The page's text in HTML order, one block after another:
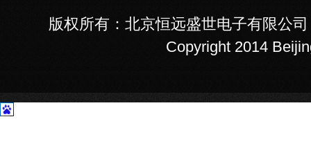
版权所有：北京恒远盛世电子有限公
Copyright 2014